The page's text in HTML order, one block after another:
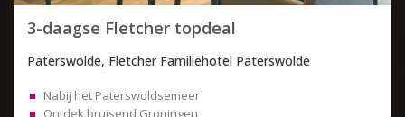
3-daagse Fletcher topdeal
Paterswolde, Fletcher Familiehotel Paterswolde
Nabij het Paterswoldsemeer
Ontdek bruisend Groningen